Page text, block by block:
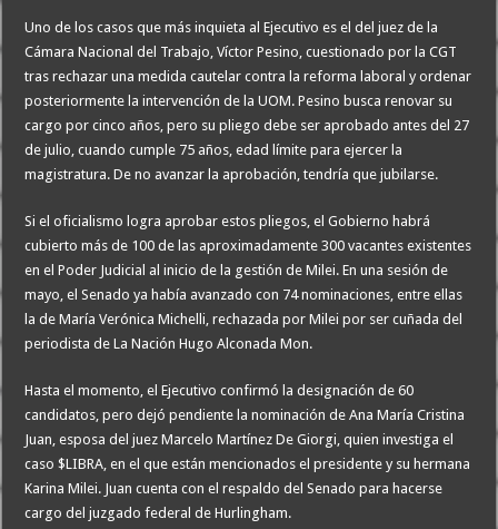
Uno de los casos que más inquieta al Ejecutivo es el del juez de la
Cámara Nacional del Trabajo, Víctor Pesino, cuestionado por la CGT
tras rechazar una medida cautelar contra la reforma laboral y ordenar
posteriormente la intervención de la UOM. Pesino busca renovar su
cargo por cinco años, pero su pliego debe ser aprobado antes del 27
de julio, cuando cumple 75 años, edad límite para ejercer la
magistratura. De no avanzar la aprobación, tendría que jubilarse.
Si el oficialismo logra aprobar estos pliegos, el Gobierno habrá
cubierto más de 100 de las aproximadamente 300 vacantes existentes
en el Poder Judicial al inicio de la gestión de Milei. En una sesión de
mayo, el Senado ya había avanzado con 74 nominaciones, entre ellas
la de María Verónica Michelli, rechazada por Milei por ser cuñada del
periodista de La Nación Hugo Alconada Mon.
Hasta el momento, el Ejecutivo confirmó la designación de 60
candidatos, pero dejó pendiente la nominación de Ana María Cristina
Juan, esposa del juez Marcelo Martínez De Giorgi, quien investiga el
caso $LIBRA, en el que están mencionados el presidente y su hermana
Karina Milei. Juan cuenta con el respaldo del Senado para hacerse
cargo del juzgado federal de Hurlingham.